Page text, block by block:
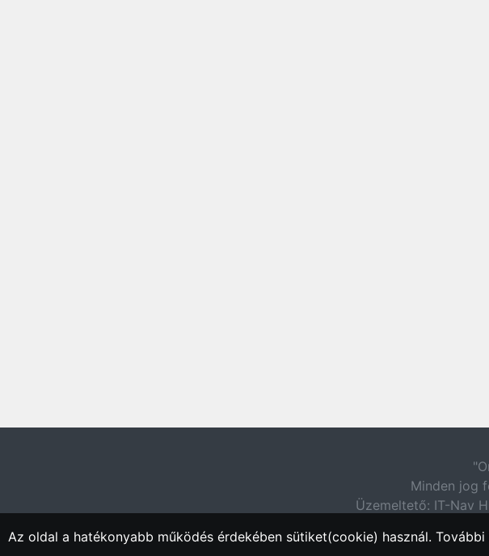
Minden jog
Üzemeltető: IT-Nav
Az oldal a hatékonyabb működés érdekében sütiket(cookie) használ.